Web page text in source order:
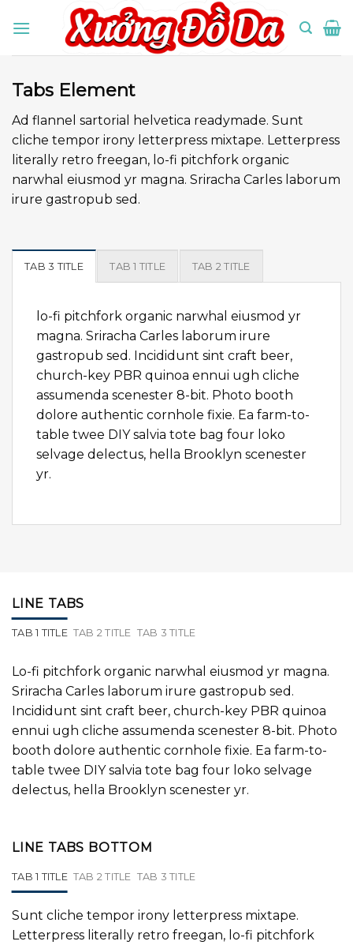
Tabs Element
Ad flannel sartorial helvetica readymade. Sunt
cliche tempor irony letterpress mixtape. Letterpress
literally retro freegan, lo-fi pitchfork organic
narwhal eiusmod yr magna. Sriracha Carles laborum
irure gastropub sed.
TAB 3 TITLE TAB 1 TITLE TAB 2 TITLE
lo-fi pitchfork organic narwhal eiusmod yr
magna. Sriracha Carles laborum irure
gastropub sed. Incididunt sint craft beer,
church-key PBR quinoa ennui ugh cliche
assumenda scenester 8-bit. Photo booth
dolore authentic cornhole fixie. Ea farm-to-
table twee DIY salvia tote bag four loko
selvage delectus, hella Brooklyn scenester
yr.
LINE TABS
TAB 1 TITLE TAB 2 TITLE TAB 3 TITLE
Lo-fi pitchfork organic narwhal eiusmod yr magna.
Sriracha Carles laborum irure gastropub sed.
Incididunt sint craft beer, church-key PBR quinoa
ennui ugh cliche assumenda scenester 8-bit. Photo
booth dolore authentic cornhole fixie. Ea farm-to-
table twee DIY salvia tote bag four loko selvage
delectus, hella Brooklyn scenester yr.
LINE TABS BOTTOM
TAB 1 TITLE TAB 2 TITLE TAB 3 TITLE
Sunt cliche tempor irony letterpress mixtape.
Letterpress literally retro freegan, lo-fi pitchfork